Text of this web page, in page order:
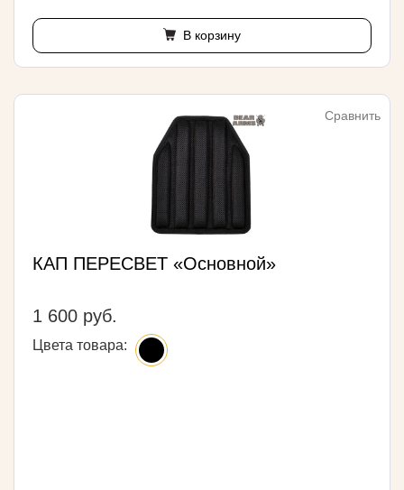
В корзину
Сравнить
КАП ПЕРЕСВЕТ «Основной»
1 600 руб.
Цвета товара: